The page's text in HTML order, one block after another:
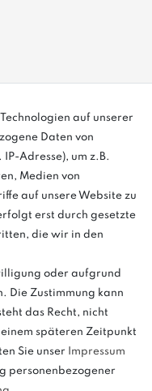
aus dem Mobilfunknetz
und
weitere.
auf unserer
Daten von
Adresse), um z.B.
Medien von
auf unsere Website zu
erst durch gesetzte
die wir in den
oder aufgrund
Die Zustimmung kann
das Recht, nicht
späteren Zeitpunkt
Sie unser
Impressum
personenbezogener